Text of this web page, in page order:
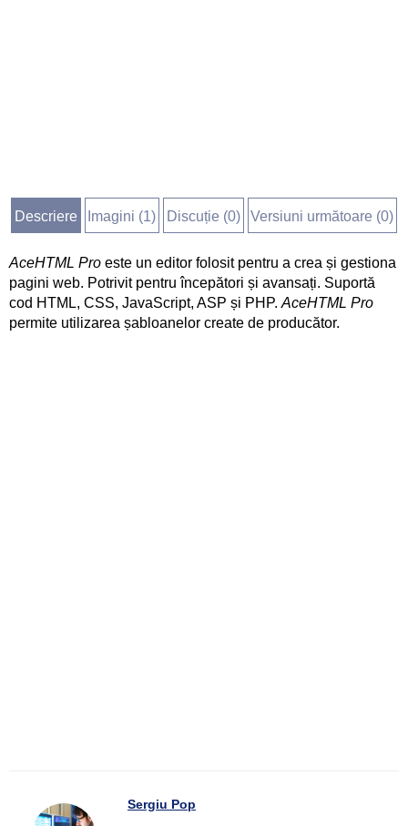
Descriere Imagini (1) Discuție (0) Versiuni următoare (0)
AceHTML Pro este un editor folosit pentru a crea și gestiona
pagini web. Potrivit pentru începători și avansați. Suportă
cod HTML, CSS, JavaScript, ASP și PHP. AceHTML Pro
permite utilizarea șabloanelor create de producător.
Sergiu Pop